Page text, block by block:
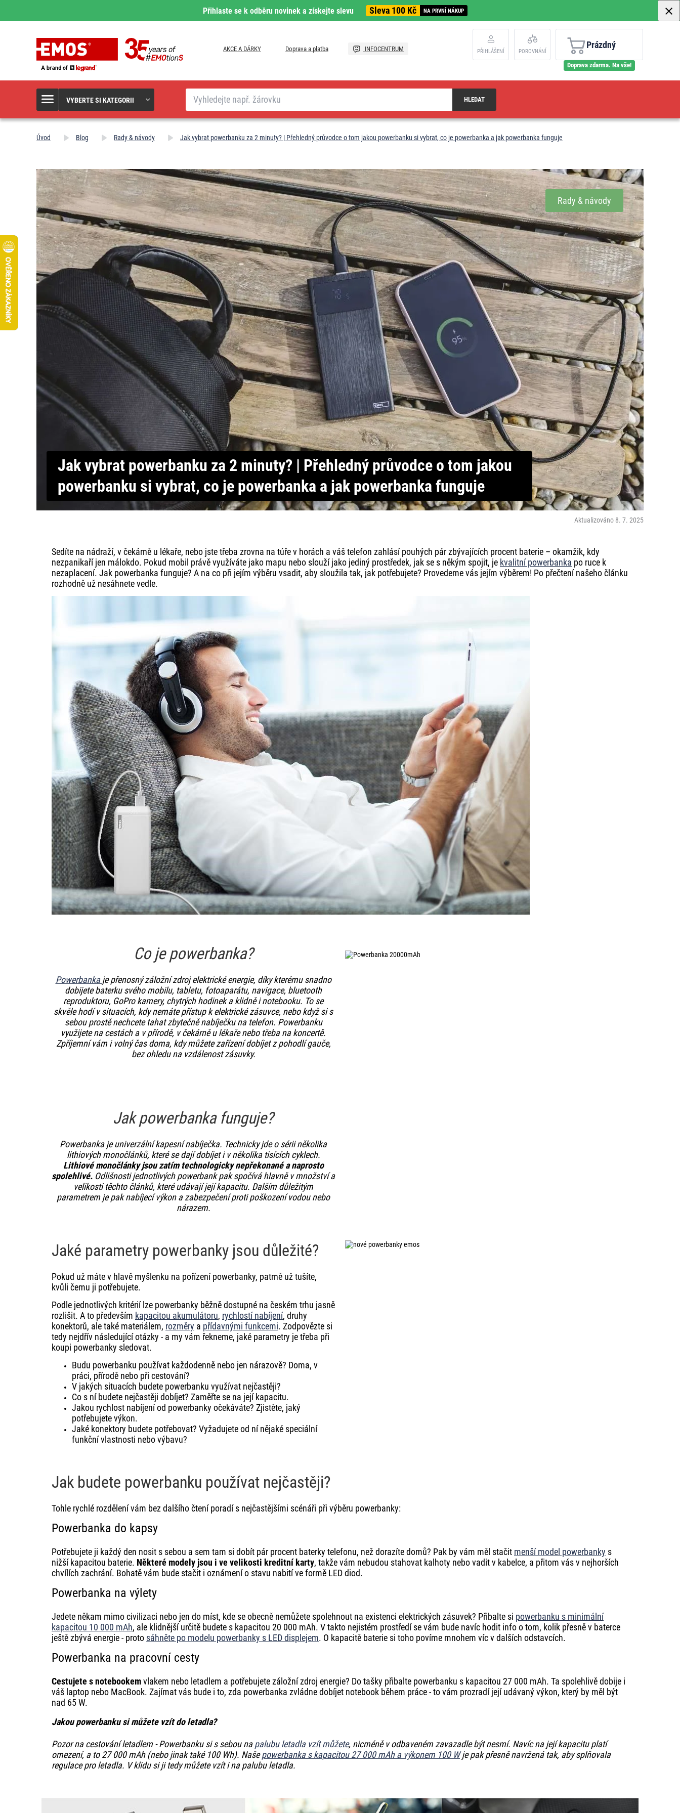
Přihlaste se k odběru novinek a získejte slevu Sleva 100 Kč NA PRVNÍ NÁKUP
AKCE A DÁRKY Doprava a platba INFOCENTRUM PŘIHLÁŠENÍ POROVNÁNÍ
Prázdný
Doprava zdarma. Na vše!
VYBERTE SI KATEGORII
Hledat
HLEDAT
Úvod Blog Rady & návody Jak vybrat powerbanku za 2 minuty? | Přehledný průvodce o tom jakou powerbanku si vybrat, co je powerbanka a jak powerbanka funguje
Jak vybrat powerbanku za 2 minuty? | Přehledný průvodce o tom jakou
powerbanku si vybrat, co je powerbanka a jak powerbanka funguje
Rady & návody
Aktualizováno 8. 7. 2025
Sedíte na nádraží, v čekárně u lékaře, nebo jste třeba zrovna na túře v horách a váš telefon zahlásí pouhých pár zbývajících procent baterie – okamžik, kdy
nezpanikaří jen málokdo. Pokud mobil právě využíváte jako mapu nebo slouží jako jediný prostředek, jak se s někým spojit, je kvalitní powerbanka po ruce k
nezaplacení. Jak powerbanka funguje? A na co při jejím výběru vsadit, aby sloužila tak, jak potřebujete? Provedeme vás jejím výběrem! Po přečtení našeho článku
rozhodně už nesáhnete vedle.
Co je powerbanka?
Powerbankaje přenosný záložní zdroj elektrické energie, díky kterému snadno
dobijete baterku svého mobilu, tabletu, fotoaparátu, navigace, bluetooth
reproduktoru, GoPro kamery, chytrých hodinek a klidně i notebooku. To se
skvěle hodí v situacích, kdy nemáte přístup k elektrické zásuvce, nebo když si s
sebou prostě nechcete tahat zbytečně nabíječku na telefon. Powerbanku
využijete na cestách a v přírodě, v čekárně u lékaře nebo třeba na koncertě.
Zpříjemní vám i volný čas doma, kdy můžete zařízení dobíjet z pohodlí gauče,
bez ohledu na vzdálenost zásuvky.
Jak powerbanka funguje?
Powerbanka je univerzální kapesní nabíječka. Technicky jde o sérii několika
lithiových monočlánků, které se dají dobíjet i v několika tisících cyklech.
Lithiové monočlánky jsou zatím technologicky nepřekonané a naprosto
spolehlivé. Odlišnosti jednotlivých powerbank pak spočívá hlavně v množství a
velikosti těchto článků, které udávají její kapacitu. Dalším důležitým
parametrem je pak nabíjecí výkon a zabezpečení proti poškození vodou nebo
nárazem.
Jaké parametry powerbanky jsou důležité?
Pokud už máte v hlavě myšlenku na pořízení powerbanky, patrně už tušíte,
kvůli čemu ji potřebujete.
Podle jednotlivých kritérií lze powerbanky běžně dostupné na českém trhu jasně
rozlišit. A to především kapacitou akumulátoru, rychlostí nabíjení, druhy
konektorů, ale také materiálem, rozměry a přídavnými funkcemi. Zodpovězte si
tedy nejdřív následující otázky - a my vám řekneme, jaké parametry je třeba při
koupi powerbanky sledovat.
Budu powerbanku používat každodenně nebo jen nárazově? Doma, v
práci, přírodě nebo při cestování?
V jakých situacích budete powerbanku využívat nejčastěji?
Co s ní budete nejčastěji dobíjet? Zaměřte se na její kapacitu.
Jakou rychlost nabíjení od powerbanky očekáváte? Zjistěte, jaký
potřebujete výkon.
Jaké konektory budete potřebovat? Vyžadujete od ní nějaké speciální
funkční vlastnosti nebo výbavu?
Jak budete powerbanku používat nejčastěji?
Tohle rychlé rozdělení vám bez dalšího čtení poradí s nejčastějšími scénáři při výběru powerbanky:
Powerbanka do kapsy
Potřebujete ji každý den nosit s sebou a sem tam si dobít pár procent baterky telefonu, než dorazíte domů? Pak by vám měl stačit menší model powerbanky s
nižší kapacitou baterie. Některé modely jsou i ve velikosti kreditní karty, takže vám nebudou stahovat kalhoty nebo vadit v kabelce, a přitom vás v nejhorších
chvílích zachrání. Bohatě vám bude stačit i oznámení o stavu nabití ve formě LED diod.
Powerbanka na výlety
Jedete někam mimo civilizaci nebo jen do míst, kde se obecně nemůžete spolehnout na existenci elektrických zásuvek? Přibalte si powerbanku s minimální
kapacitou 10 000 mAh, ale klidnější určitě budete s kapacitou 20 000 mAh. V takto nejistém prostředí se vám bude navíc hodit info o tom, kolik přesně v baterce
ještě zbývá energie - proto sáhněte po modelu powerbanky s LED displejem. O kapacitě baterie si toho povíme mnohem víc v dalších odstavcích.
Powerbanka na pracovní cesty
Cestujete s notebookemvlakem nebo letadlem a potřebujete záložní zdroj energie? Do tašky přibalte powerbanku s kapacitou 27 000 mAh. Ta spolehlivě dobije i
váš laptop nebo MacBook. Zajímat vás bude i to, zda powerbanka zvládne dobíjet notebook během práce - to vám prozradí její udávaný výkon, který by měl být
nad 65 W.
Jakou powerbanku si můžete vzít do letadla?
Pozor na cestování letadlem - Powerbanku si s sebou napalubu letadla vzít můžete, nicméně v odbaveném zavazadle být nesmí. Navíc na její kapacitu platí
omezení, a to 27 000 mAh (nebo jinak také 100 Wh). Našepowerbanka s kapacitou 27 000 mAh a výkonem 100 Wje pak přesně navržená tak, aby splňovala
regulace pro letadla. V klidu si ji tedy můžete vzít i na palubu letadla.